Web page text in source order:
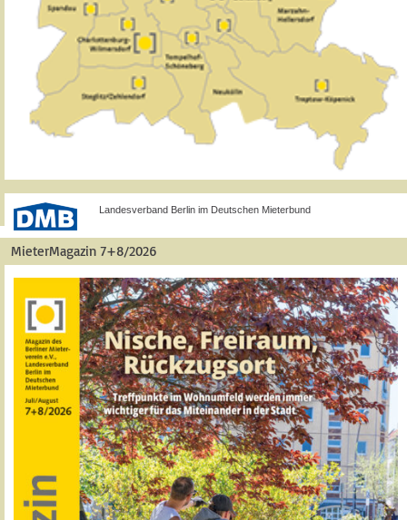
Landesverband Berlin im Deutschen Mieterbund
MieterMagazin 7+8/2026